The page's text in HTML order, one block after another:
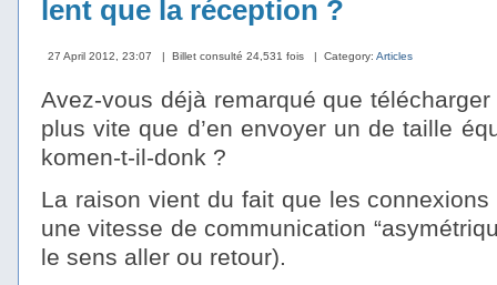
lent que la réception ?
27 April 2012, 23:07 | Billet consulté 24,531 fois | Category: Articles
Avez-vous déjà remarqué que
plus vite que d’en envoyer un de taille
komen-t-il-donk ?
La raison vient du fait que les
une vitesse de communication
le sens aller ou retour).